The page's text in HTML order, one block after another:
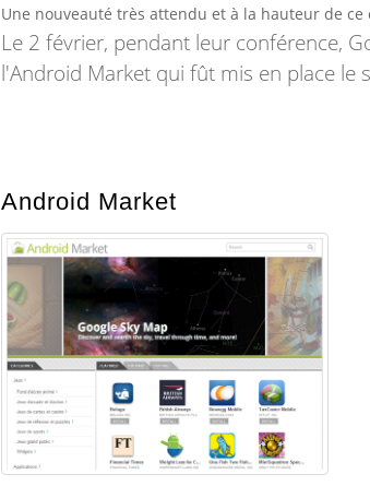
Une nouveauté très attendu et à la hauteur de
Le 2 février, pendant leur conférence,
l'Android Market qui fût mis en place le
Android Market